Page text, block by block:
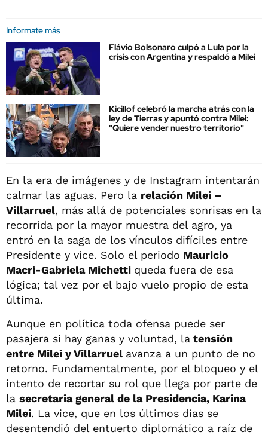
Informate más
Flávio Bolsonaro culpó a Lula por la
crisis con Argentina y respaldó a Milei
Kicillof celebró la marcha atrás con la
ley de Tierras y apuntó contra Milei:
"Quiere vender nuestro territorio"
En la era de imágenes y de Instagram intentarán
calmar las aguas. Pero la relación Milei –
Villarruel, más allá de potenciales sonrisas en la
recorrida por la mayor muestra del agro, ya
entró en la saga de los vínculos difíciles entre
Presidente y vice. Solo el periodo Mauricio
Macri-Gabriela Michetti queda fuera de esa
lógica; tal vez por el bajo vuelo propio de esta
última.
Aunque en política toda ofensa puede ser
pasajera si hay ganas y voluntad, la tensión
entre Milei y Villarruel avanza a un punto de no
retorno. Fundamentalmente, por el bloqueo y el
intento de recortar su rol que llega por parte de
la secretaria general de la Presidencia, Karina
Milei. La vice, que en los últimos días se
desentendió del entuerto diplomático a raíz de